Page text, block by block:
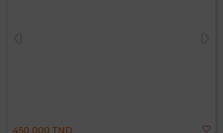
450 000 TND